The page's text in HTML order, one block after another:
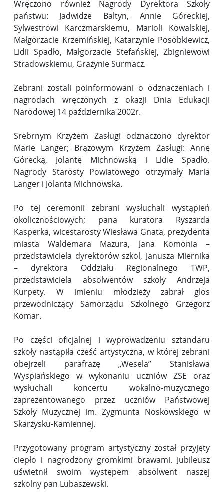
Wręczono również Nagrody Dyrektora Szkoły
państwu: Jadwidze Baltyn, Annie Góreckiej,
Sylwestrowi Karczmarskiemu, Marioli Kowalskiej,
Małgorzacie Krzemińskiej, Katarzynie Posobkiewicz,
Lidii Spadło, Małgorzacie Stefańskiej, Zbigniewowi
Stradowskiemu, Grażynie Surmacz.
Zebrani zostali poinformowani o odznaczeniach i
nagrodach wręczonych z okazji Dnia Edukacji
Narodowej 14 października 2002r.
Srebrnym Krzyżem Zasługi odznaczono dyrektor
Marie Langer; Brązowym Krzyżem Zasługi: Annę
Górecką, Jolantę Michnowską i Lidie Spadło.
Nagrody Starosty Powiatowego otrzymały Maria
Langer i Jolanta Michnowska.
Po tej ceremonii zebrani wysłuchali wystąpień
okolicznościowych; pana kuratora Ryszarda
Kasperka, wicestarosty Wiesława Gnata, prezydenta
miasta Waldemara Mazura, Jana Komonia –
przedstawiciela dyrektorów szkol, Janusza Miernika
– dyrektora Oddziału Regionalnego TWP,
przedstawiciela absolwentów szkoły Andrzeja
Kurpety. W imieniu młodzieży zabrał glos
przewodniczący Samorządu Szkolnego Grzegorz
Komar.
Po części oficjalnej i wyprowadzeniu sztandaru
szkoły nastąpiła cześć artystyczna, w której zebrani
obejrzeli parafrazę „Wesela” Stanisława
Wyspiańskiego w wykonaniu uczniów ZSE oraz
wysłuchali koncertu wokalno-muzycznego
zaprezentowanego przez uczniów Państwowej
Szkoły Muzycznej im. Zygmunta Noskowskiego w
Skarżysku-Kamiennej.
Przygotowany program artystyczny został przyjęty
ciepło i nagrodzony gromkimi brawami. Jubileusz
uświetnił swoim występem absolwent naszej
szkolny pan Lubaszewski.